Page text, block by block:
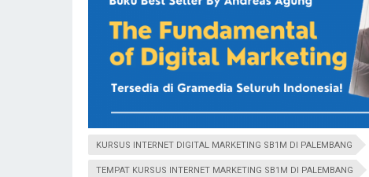
KURSUS INTERNET DIGITAL MARKETING SB1M DI PALEMBANG
TEMPAT KURSUS INTERNET MARKETING SB1M DI PALEMBANG